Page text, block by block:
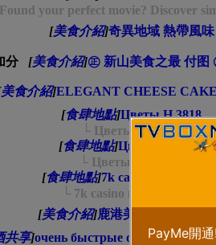
your perfect movie? Discover
[美食介紹]奇異地域 熱帶風味
[美食介紹]㊣ 新山美食之最 付图
美食介紹]ELEGANT CHEESE
[食肆地點]Цветы Н 3818
└ Цветы Н 3818
[食肆地點]Цветы Ш 3714
└ Цветы Ш 3714
[食肆地點]7k casino вход Ё
└ 7k casino вход Ё 1362
[美食介紹]鹿港美食－源記粉粿
共享]очень быстрые обратные